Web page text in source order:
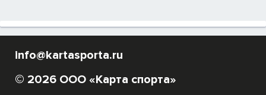
info@kartasporta.ru
© 2026 ООО «Карта спорта»